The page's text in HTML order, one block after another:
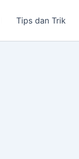
Tips dan Trik